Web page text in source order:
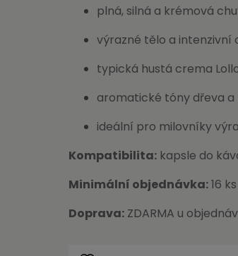
plná, silná a krémová
výrazné tělo a intenzivní
typická hustá crema
aromatické tóny dřeva a
ideální pro milovníky
Kompatibilita: kapsle do
Minimální objednávka:16
Doprava: ZDARMA u